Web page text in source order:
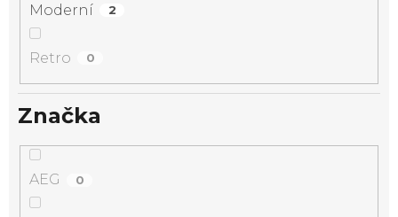
Moderní 2
Retro 0
Značka
AEG 0